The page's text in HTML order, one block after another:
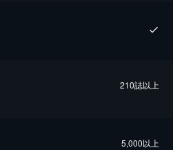
210誌以上
5,000以上